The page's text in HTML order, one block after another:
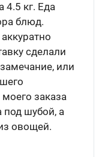
4.5 кг. Еда
блюд.
сделали
или
заказа
под шубой, а
овощей.